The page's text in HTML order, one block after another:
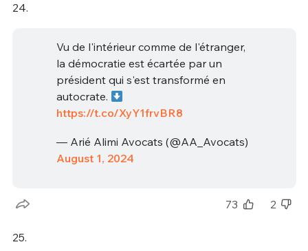
24.
Vu de l'intérieur comme de l'étranger,
la démocratie est écartée par un
président qui s'est transformé en
autocrate.
https://t.co/XyY1frvBR8
— Arié Alimi Avocats (@AA_Avocats)
August 1, 2024
73 2
25.